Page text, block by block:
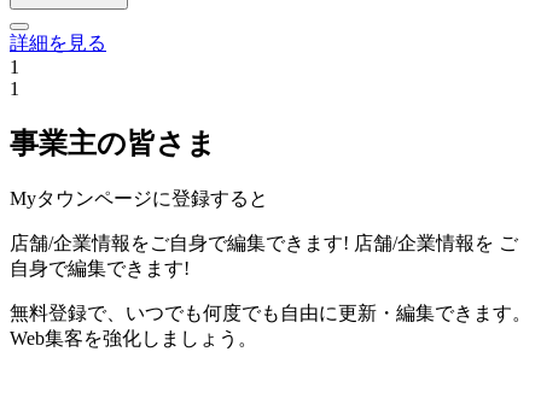
詳細を見る
1
1
事業主の皆さま
Myタウンページに登録すると
店舗/企業情報をご自身で編集できます! 店舗/企業情報を ご
自身で編集できます!
無料登録で、いつでも何度でも自由に更新・編集できます。
Web集客を強化しましょう。